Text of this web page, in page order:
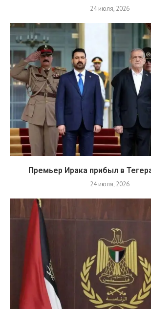
24 июля, 2026
Премьер Ирака прибыл в
24 июля, 2026